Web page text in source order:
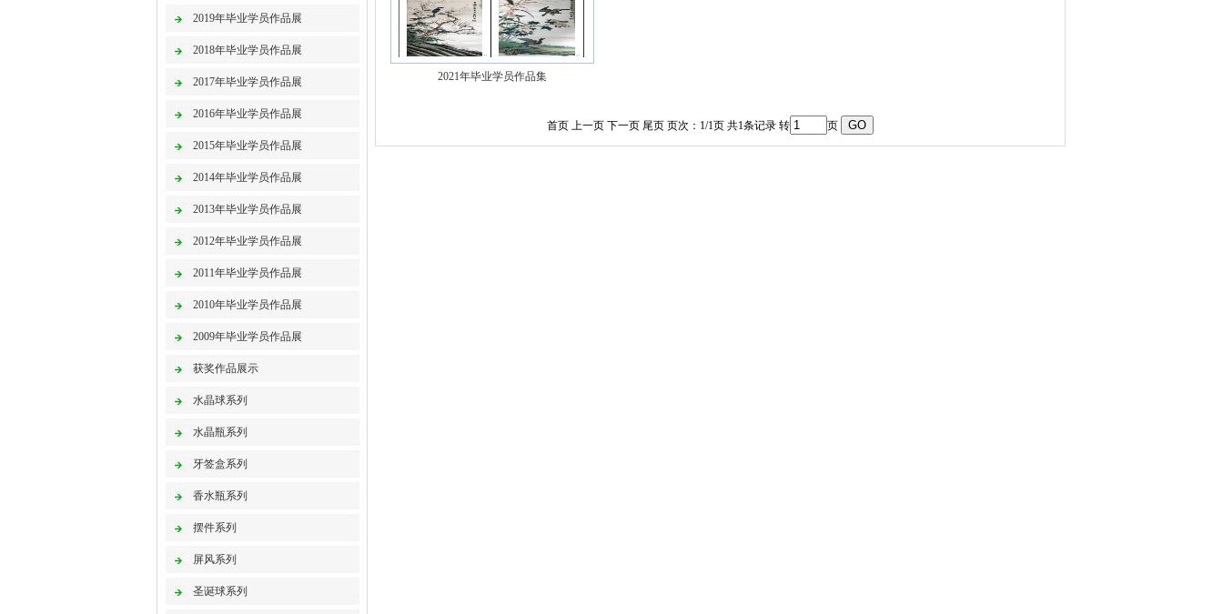
2019年毕业学员作品展
2018年毕业学员作品展
2017年毕业学员作品展
2016年毕业学员作品展
2015年毕业学员作品展
2014年毕业学员作品展
2013年毕业学员作品展
2012年毕业学员作品展
2011年毕业学员作品展
2010年毕业学员作品展
2009年毕业学员作品展
获奖作品展示
水晶球系列
水晶瓶系列
牙签盒系列
香水瓶系列
摆件系列
屏风系列
圣诞球系列
2021年毕业学员作品集
首页 上一页 下一页 尾页 页次：1/1页 共1条记录 转 页